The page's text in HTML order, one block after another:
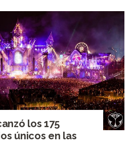
los 175
únicos en las